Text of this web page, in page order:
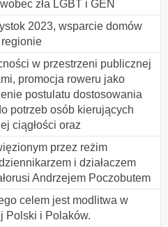
zła LGBT i GEN
2023, wsparcie domów
regionie
w przestrzeni publicznej
promocja roweru jako
postulatu dostosowania
potrzeb osób kierujących
ciągłości oraz
przez reżim
i działaczem
Andrzejem Poczobutem
celem jest modlitwa w
Polski i Polaków.